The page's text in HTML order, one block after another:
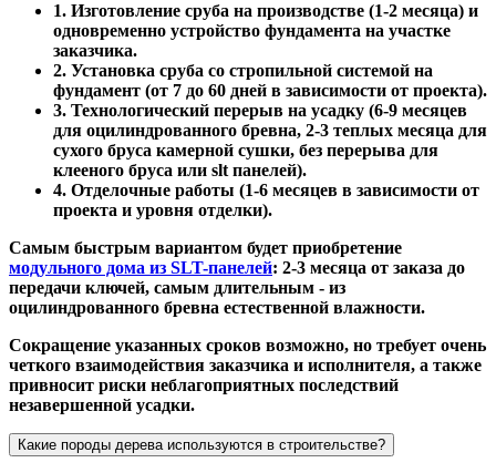
1. Изготовление сруба на производстве (1-2 месяца) и
одновременно устройство фундамента на участке
заказчика.
2. Установка сруба со стропильной системой на
фундамент (от 7 до 60 дней в зависимости от проекта).
3. Технологический перерыв на усадку (6-9 месяцев
для оцилиндрованного бревна, 2-3 теплых месяца для
сухого бруса камерной сушки, без перерыва для
клееного бруса или slt панелей).
4. Отделочные работы (1-6 месяцев в зависимости от
проекта и уровня отделки).
Самым быстрым вариантом будет приобретение
модульного дома из SLT-панелей: 2-3 месяца от заказа до
передачи ключей, самым длительным - из
оцилиндрованного бревна естественной влажности.
Сокращение указанных сроков возможно, но требует очень
четкого взаимодействия заказчика и исполнителя, а также
привносит риски неблагоприятных последствий
незавершенной усадки.
Какие породы дерева используются в строительстве?